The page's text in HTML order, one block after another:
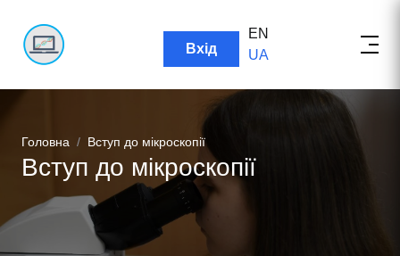
User account menu
Вхід
EN
UA
Рядок навіґації
Головна Вступ до мікроскопії
Вступ до мікроскопії